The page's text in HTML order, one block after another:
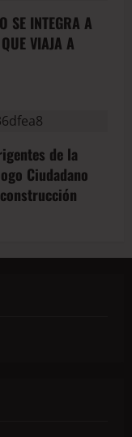
INTEGRA A
VIAJA A
de la
Ciudadano